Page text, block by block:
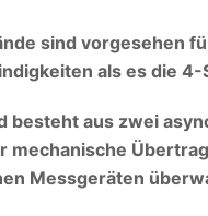
sind vorgesehen
als es die
besteht aus zwei
mechanische
Messgeräten